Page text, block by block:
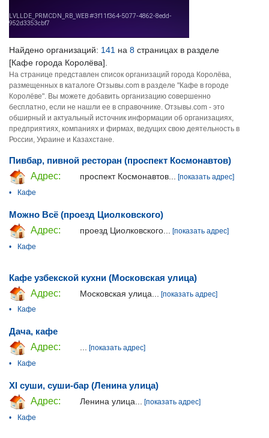
Найдено организаций: 141 на 8 страницах в разделе
[Кафе города Королёва].
На странице представлен список организаций города Королёва,
размещенных в каталоге Отзывы.com в разделе "Кафе в городе
Королёве". Вы можете добавить организацию совершенно
бесплатно, если не нашли ее в справочнике. Отзывы.com - это
обширный и актуальный источник информации об организациях,
предприятиях, компаниях и фирмах, ведущих свою деятельность в
России, Украине и Казахстане.
Пивбар, пивной ресторан (проспект Космонавтов)
Адрес:
проспект Космонавтов...
[показать адрес]
•
Кафе
Можно Всё (проезд Циолковского)
Адрес:
проезд Циолковского...
[показать адрес]
•
Кафе
Кафе узбекской кухни (Московская улица)
Адрес:
Московская улица...
[показать адрес]
•
Кафе
Дача, кафе
Адрес:
... [показать адрес]
•
Кафе
Xl суши, суши-бар (Ленина улица)
Адрес:
Ленина улица...
[показать адрес]
•
Кафе